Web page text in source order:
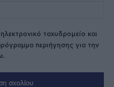
ταχυδρομείο και
περιήγησης για την